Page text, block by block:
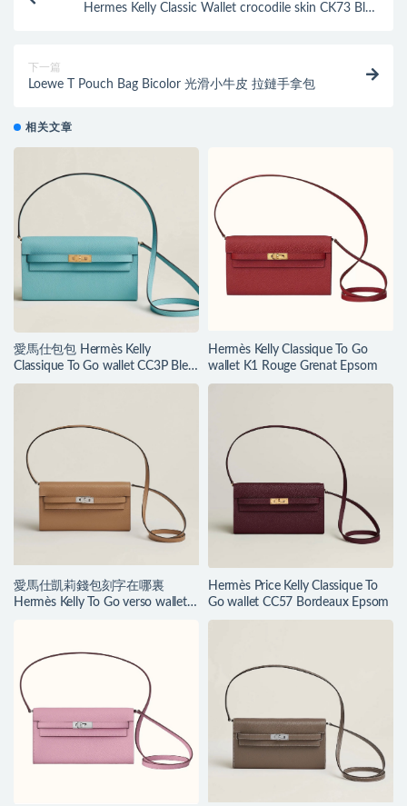
Hermes Kelly Classic Wallet crocodile skin CK73 Bleu
下一篇
Loewe T Pouch Bag Bicolor 光滑小牛皮 拉鏈手拿包
相关文章
愛馬仕包包 Hermès Kelly
Classique To Go wallet CC3P Bleu
Atoll Epsom
Hermès Kelly Classique To Go
wallet K1 Rouge Grenat Epsom
愛馬仕凱莉錢包刻字在哪裏
Hermès Kelly To Go verso wallet
Hermès Price Kelly Classique To
Go wallet CC57 Bordeaux Epsom